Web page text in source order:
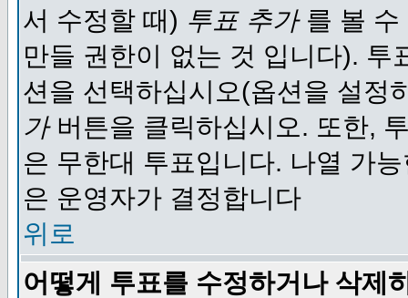
서 수정할 때) 투표 추가를 볼 수
만들 권한이 없는 것 입니다).
션을 선택하십시오(옵션을 설정
가버튼을 클릭하십시오. 또한,
은 무한대 투표입니다. 나열 가
은 운영자가 결정합니다
위로
어떻게 투표를 수정하거나 삭제